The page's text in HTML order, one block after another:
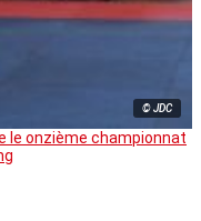
© JDC
le onzième championnat